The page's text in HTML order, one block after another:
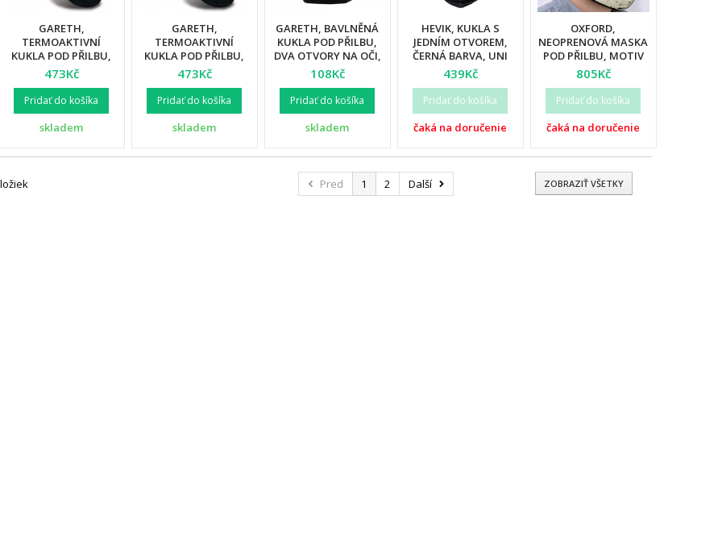
GARETH,
TERMOAKTIVNÍ
KUKLA POD PŘILBU,
BARVA ČERNÁ,
VELIKOST S
473Kč
Pridať do košíka
skladem
GARETH,
TERMOAKTIVNÍ
KUKLA POD PŘILBU,
BARVA ČERNÁ,
VELIKOST XL
473Kč
Pridať do košíka
skladem
GARETH, BAVLNĚNÁ
KUKLA POD PŘILBU,
DVA OTVORY NA OČI,
VELIKOST UNI
108Kč
Pridať do košíka
skladem
HEVIK, KUKLA S
JEDNÍM OTVOREM,
ČERNÁ BARVA, UNI
VELIKOST
439Kč
Pridať do košíka
čaká na doručenie
OXFORD,
NEOPRENOVÁ MASKA
POD PŘILBU, MOTIV
LEBKA
805Kč
Pridať do košíka
čaká na doručenie
Pred 1 2 Další ZOBRAZIŤ VŠETKY